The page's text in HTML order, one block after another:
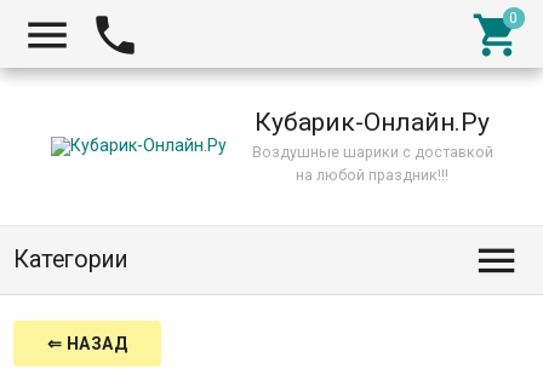
  
Кубарик-Онлайн.Ру
Воздушные шарики с доставкой
на любой праздник!!!
Категории 
⇐ НАЗАД